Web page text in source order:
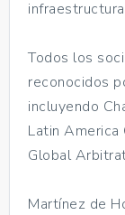
Todos los
reconocidos
incluyendo
Latin America
Global
Martínez de